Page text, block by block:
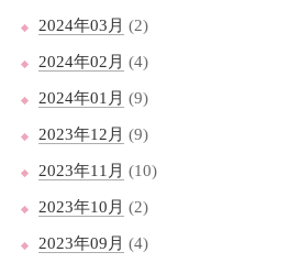
2024年03月 (2)
2024年02月 (4)
2024年01月 (9)
2023年12月 (9)
2023年11月 (10)
2023年10月 (2)
2023年09月 (4)